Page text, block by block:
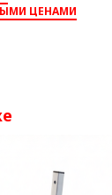
ЦЕНАМИ